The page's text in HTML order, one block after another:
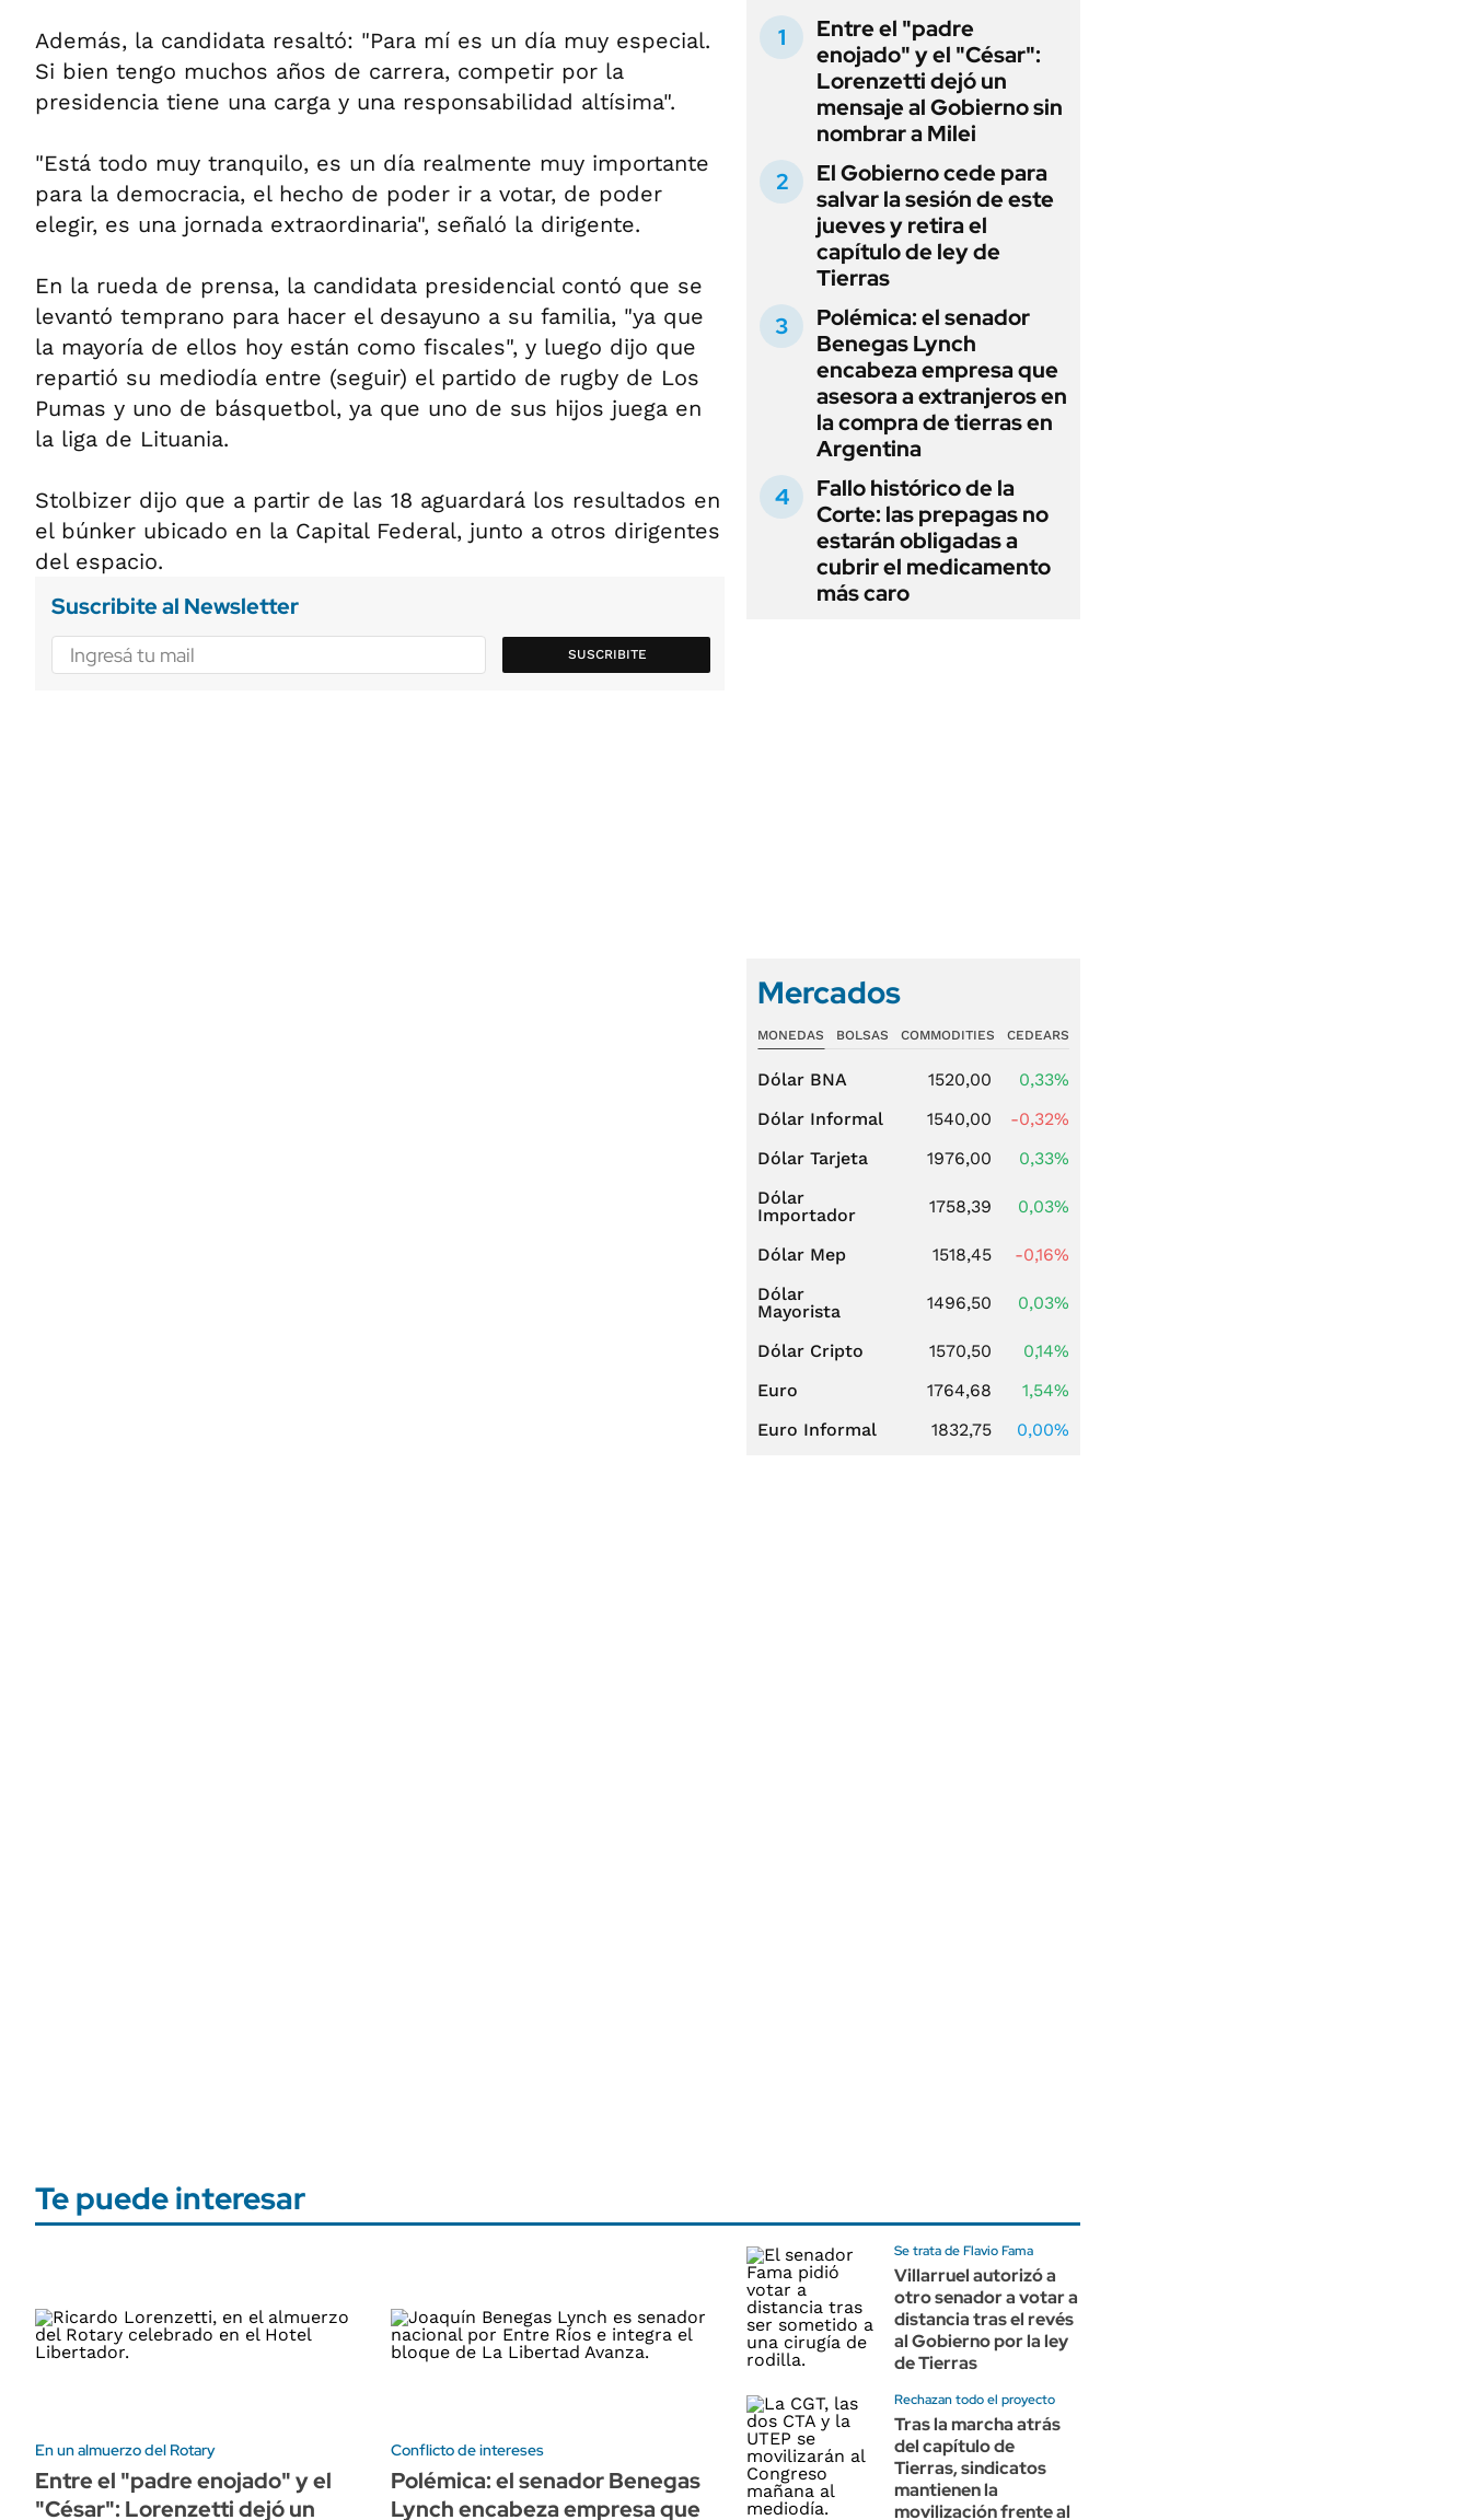
Además, la candidata resaltó: "Para mí es un día muy especial.
Si bien tengo muchos años de carrera, competir por la
presidencia tiene una carga y una responsabilidad altísima".
"Está todo muy tranquilo, es un día realmente muy importante
para la democracia, el hecho de poder ir a votar, de poder
elegir, es una jornada extraordinaria", señaló la dirigente.
En la rueda de prensa, la candidata presidencial contó que se
levantó temprano para hacer el desayuno a su familia, "ya que
la mayoría de ellos hoy están como fiscales", y luego dijo que
repartió su mediodía entre (seguir) el partido de rugby de Los
Pumas y uno de básquetbol, ya que uno de sus hijos juega en
la liga de Lituania.
Stolbizer dijo que a partir de las 18 aguardará los resultados en
el búnker ubicado en la Capital Federal, junto a otros dirigentes
del espacio.
Suscribite al Newsletter
SUSCRIBITE
Entre el "padre
enojado" y el "César":
Lorenzetti dejó un
mensaje al Gobierno sin
nombrar a Milei
El Gobierno cede para
salvar la sesión de este
jueves y retira el
capítulo de ley de
Tierras
Polémica: el senador
Benegas Lynch
encabeza empresa que
asesora a extranjeros en
la compra de tierras en
Argentina
Fallo histórico de la
Corte: las prepagas no
estarán obligadas a
cubrir el medicamento
más caro
Mercados
MONEDAS BOLSAS COMMODITIES CEDEARS
Dólar BNA 1520,00
0,33%
Dólar Informal
1540,00
-0,32%
Dólar Tarjeta
1976,00
0,33%
Dólar
Importador
1758,39 0,03%
Dólar Mep 1518,45
-0,16%
Dólar
Mayorista
1496,50 0,03%
Dólar Cripto 1570,50
0,14%
Euro
1764,68
1,54%
Euro Informal
1832,75 0,00%
Te puede interesar
En un almuerzo del Rotary
Entre el "padre enojado" y el
"César": Lorenzetti dejó un
Conflicto de intereses
Polémica: el senador Benegas
Lynch encabeza empresa que
Se trata de Flavio Fama
Villarruel autorizó a
otro senador a votar a
distancia tras el revés
al Gobierno por la ley
de Tierras
Rechazan todo el proyecto
Tras la marcha atrás
del capítulo de
Tierras, sindicatos
mantienen la
movilización frente al